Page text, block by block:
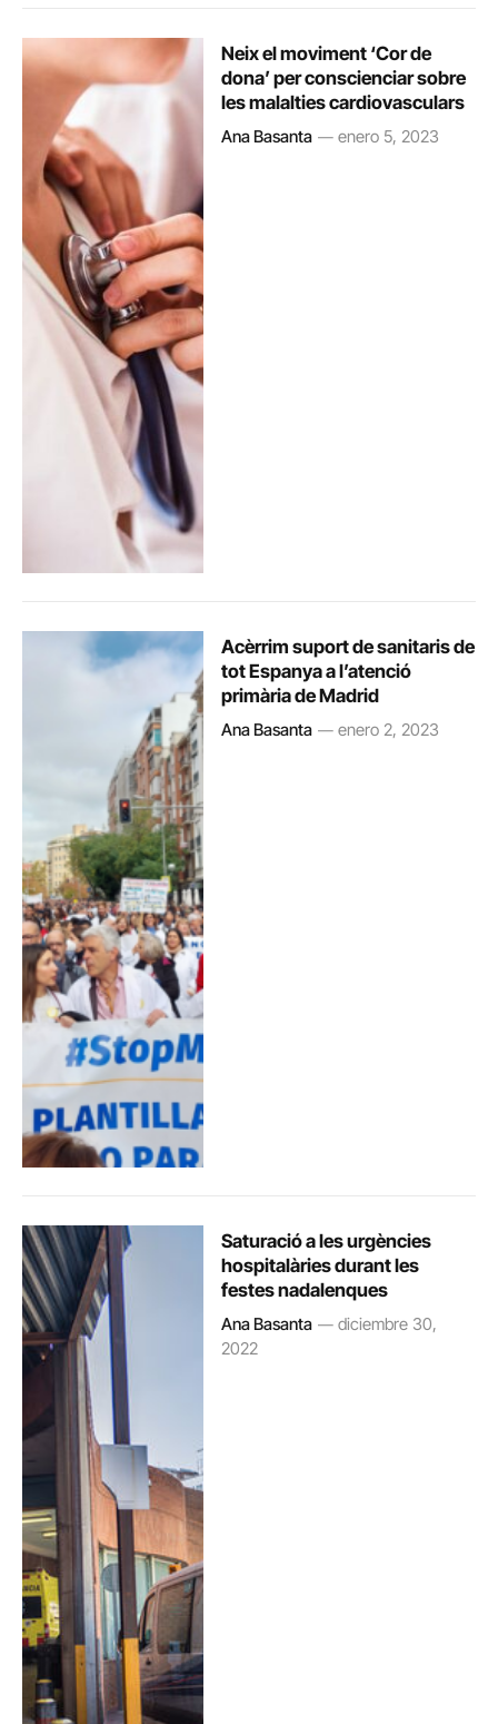
Neix el moviment ‘Cor de
dona’ per conscienciar sobre
les malalties cardiovasculars
Ana Basanta enero 5, 2023
Acèrrim suport de sanitaris de
tot Espanya a l’atenció
primària de Madrid
Ana Basanta enero 2, 2023
Saturació a les urgències
hospitalàries durant les
festes nadalenques
Ana Basanta
diciembre 30,
2022